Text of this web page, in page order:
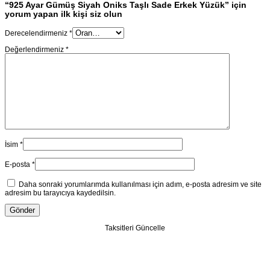
“925 Ayar Gümüş Siyah Oniks Taşlı Sade Erkek Yüzük” için
yorum yapan ilk kişi siz olun
Derecelendirmeniz *
Değerlendirmeniz *
İsim *
E-posta *
Daha sonraki yorumlarımda kullanılması için adım, e-posta adresim ve site
adresim bu tarayıcıya kaydedilsin.
Taksitleri Güncelle